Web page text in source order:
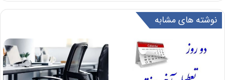
نوشته های مشابه